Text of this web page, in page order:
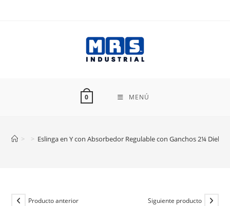
0 MENÚ
> > Eslinga en Y con Absorbedor Regulable con Ganchos 2¼
Producto anterior Siguiente producto